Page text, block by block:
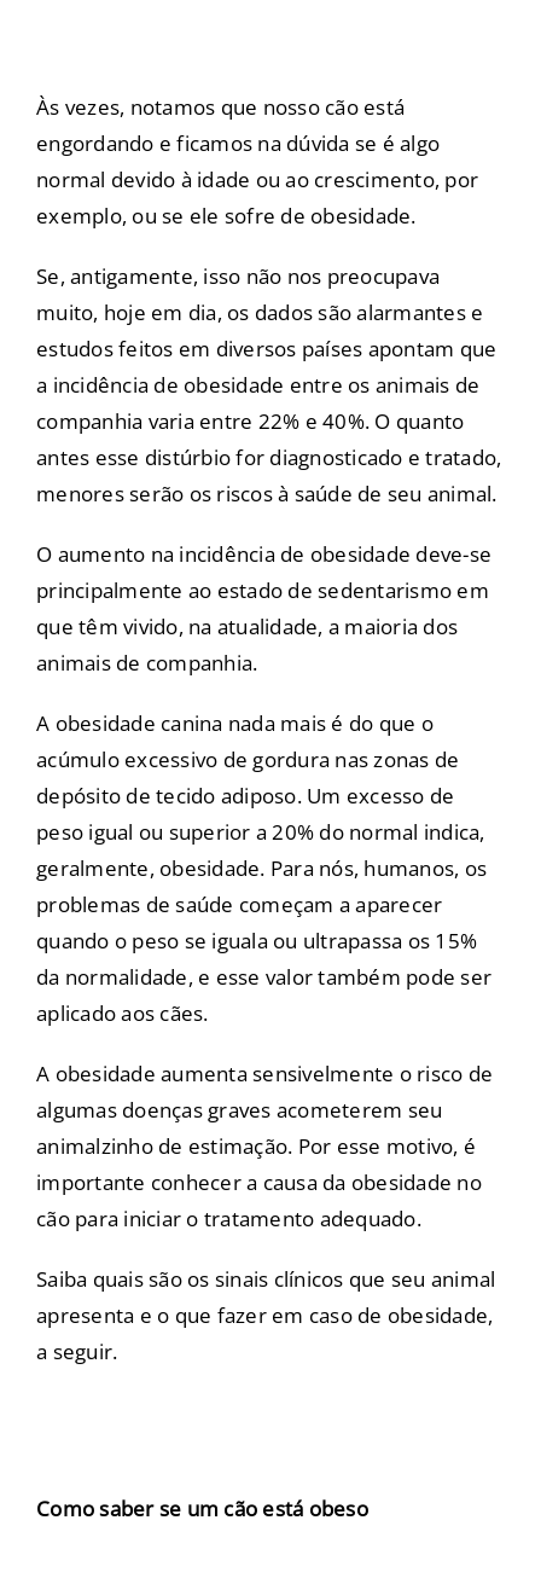
Às vezes, notamos que nosso cão está
engordando e ficamos na dúvida se é algo
normal devido à idade ou ao crescimento, por
exemplo, ou se ele sofre de obesidade.
Se, antigamente, isso não nos preocupava
muito, hoje em dia, os dados são alarmantes e
estudos feitos em diversos países apontam que
a incidência de obesidade entre os animais de
companhia varia entre 22% e 40%. O quanto
antes esse distúrbio for diagnosticado e tratado,
menores serão os riscos à saúde de seu animal.
O aumento na incidência de obesidade deve-se
principalmente ao estado de sedentarismo em
que têm vivido, na atualidade, a maioria dos
animais de companhia.
A obesidade canina nada mais é do que o
acúmulo excessivo de gordura nas zonas de
depósito de tecido adiposo. Um excesso de
peso igual ou superior a 20% do normal indica,
geralmente, obesidade. Para nós, humanos, os
problemas de saúde começam a aparecer
quando o peso se iguala ou ultrapassa os 15%
da normalidade, e esse valor também pode ser
aplicado aos cães.
A obesidade aumenta sensivelmente o risco de
algumas doenças graves acometerem seu
animalzinho de estimação. Por esse motivo, é
importante conhecer a causa da obesidade no
cão para iniciar o tratamento adequado.
Saiba quais são os sinais clínicos que seu animal
apresenta e o que fazer em caso de obesidade,
a seguir.
Como saber se um cão está obeso